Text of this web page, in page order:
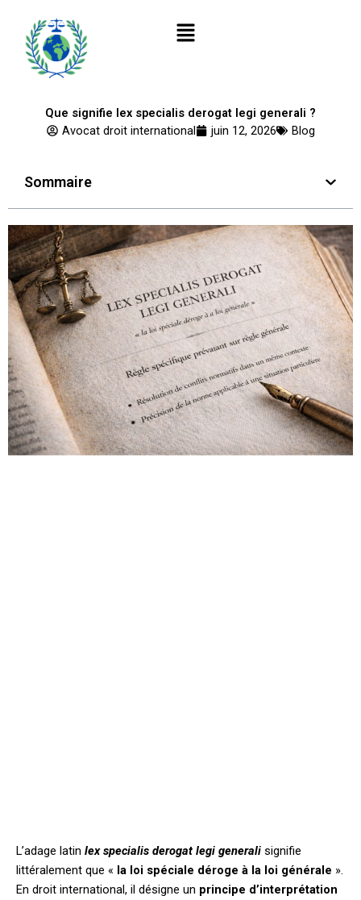
contenu
Menu
Que signifie lex specialis derogat legi generali ?
Avocat droit international
juin 12, 2026 Blog
Sommaire
L’adage latin lex specialis derogat legi generali signifie
littéralement que « la loi spéciale déroge à la loi générale ».
En droit international, il désigne un principe d’interprétation